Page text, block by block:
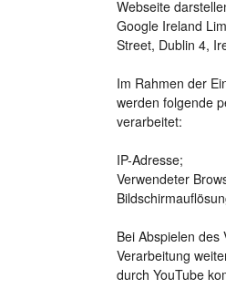
Webseite
Google Ireland
Street, Dublin 4,
Im Rahmen der
werden folgende
verarbeitet:
IP-Adresse;
Verwendeter
Bei Abspielen
Verarbeitung
durch YouTube